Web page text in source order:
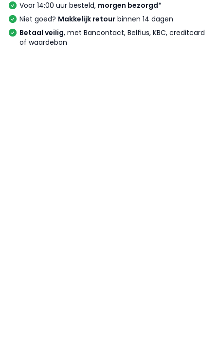
Voor 14:00 uur besteld, morgen bezorgd*
Niet goed? Makkelijk retour binnen 14 dagen
Betaal veilig, met Bancontact, Belfius, KBC, creditcard
of waardebon